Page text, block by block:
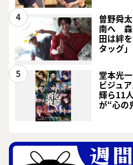
4
曽野舜
南へ 森
田は絆
タッグ」
5
堂本光
ビジュ
輝ら11
が“心の